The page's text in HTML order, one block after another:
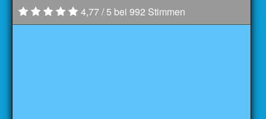
4,77 / 5 bei 992 Stimmen